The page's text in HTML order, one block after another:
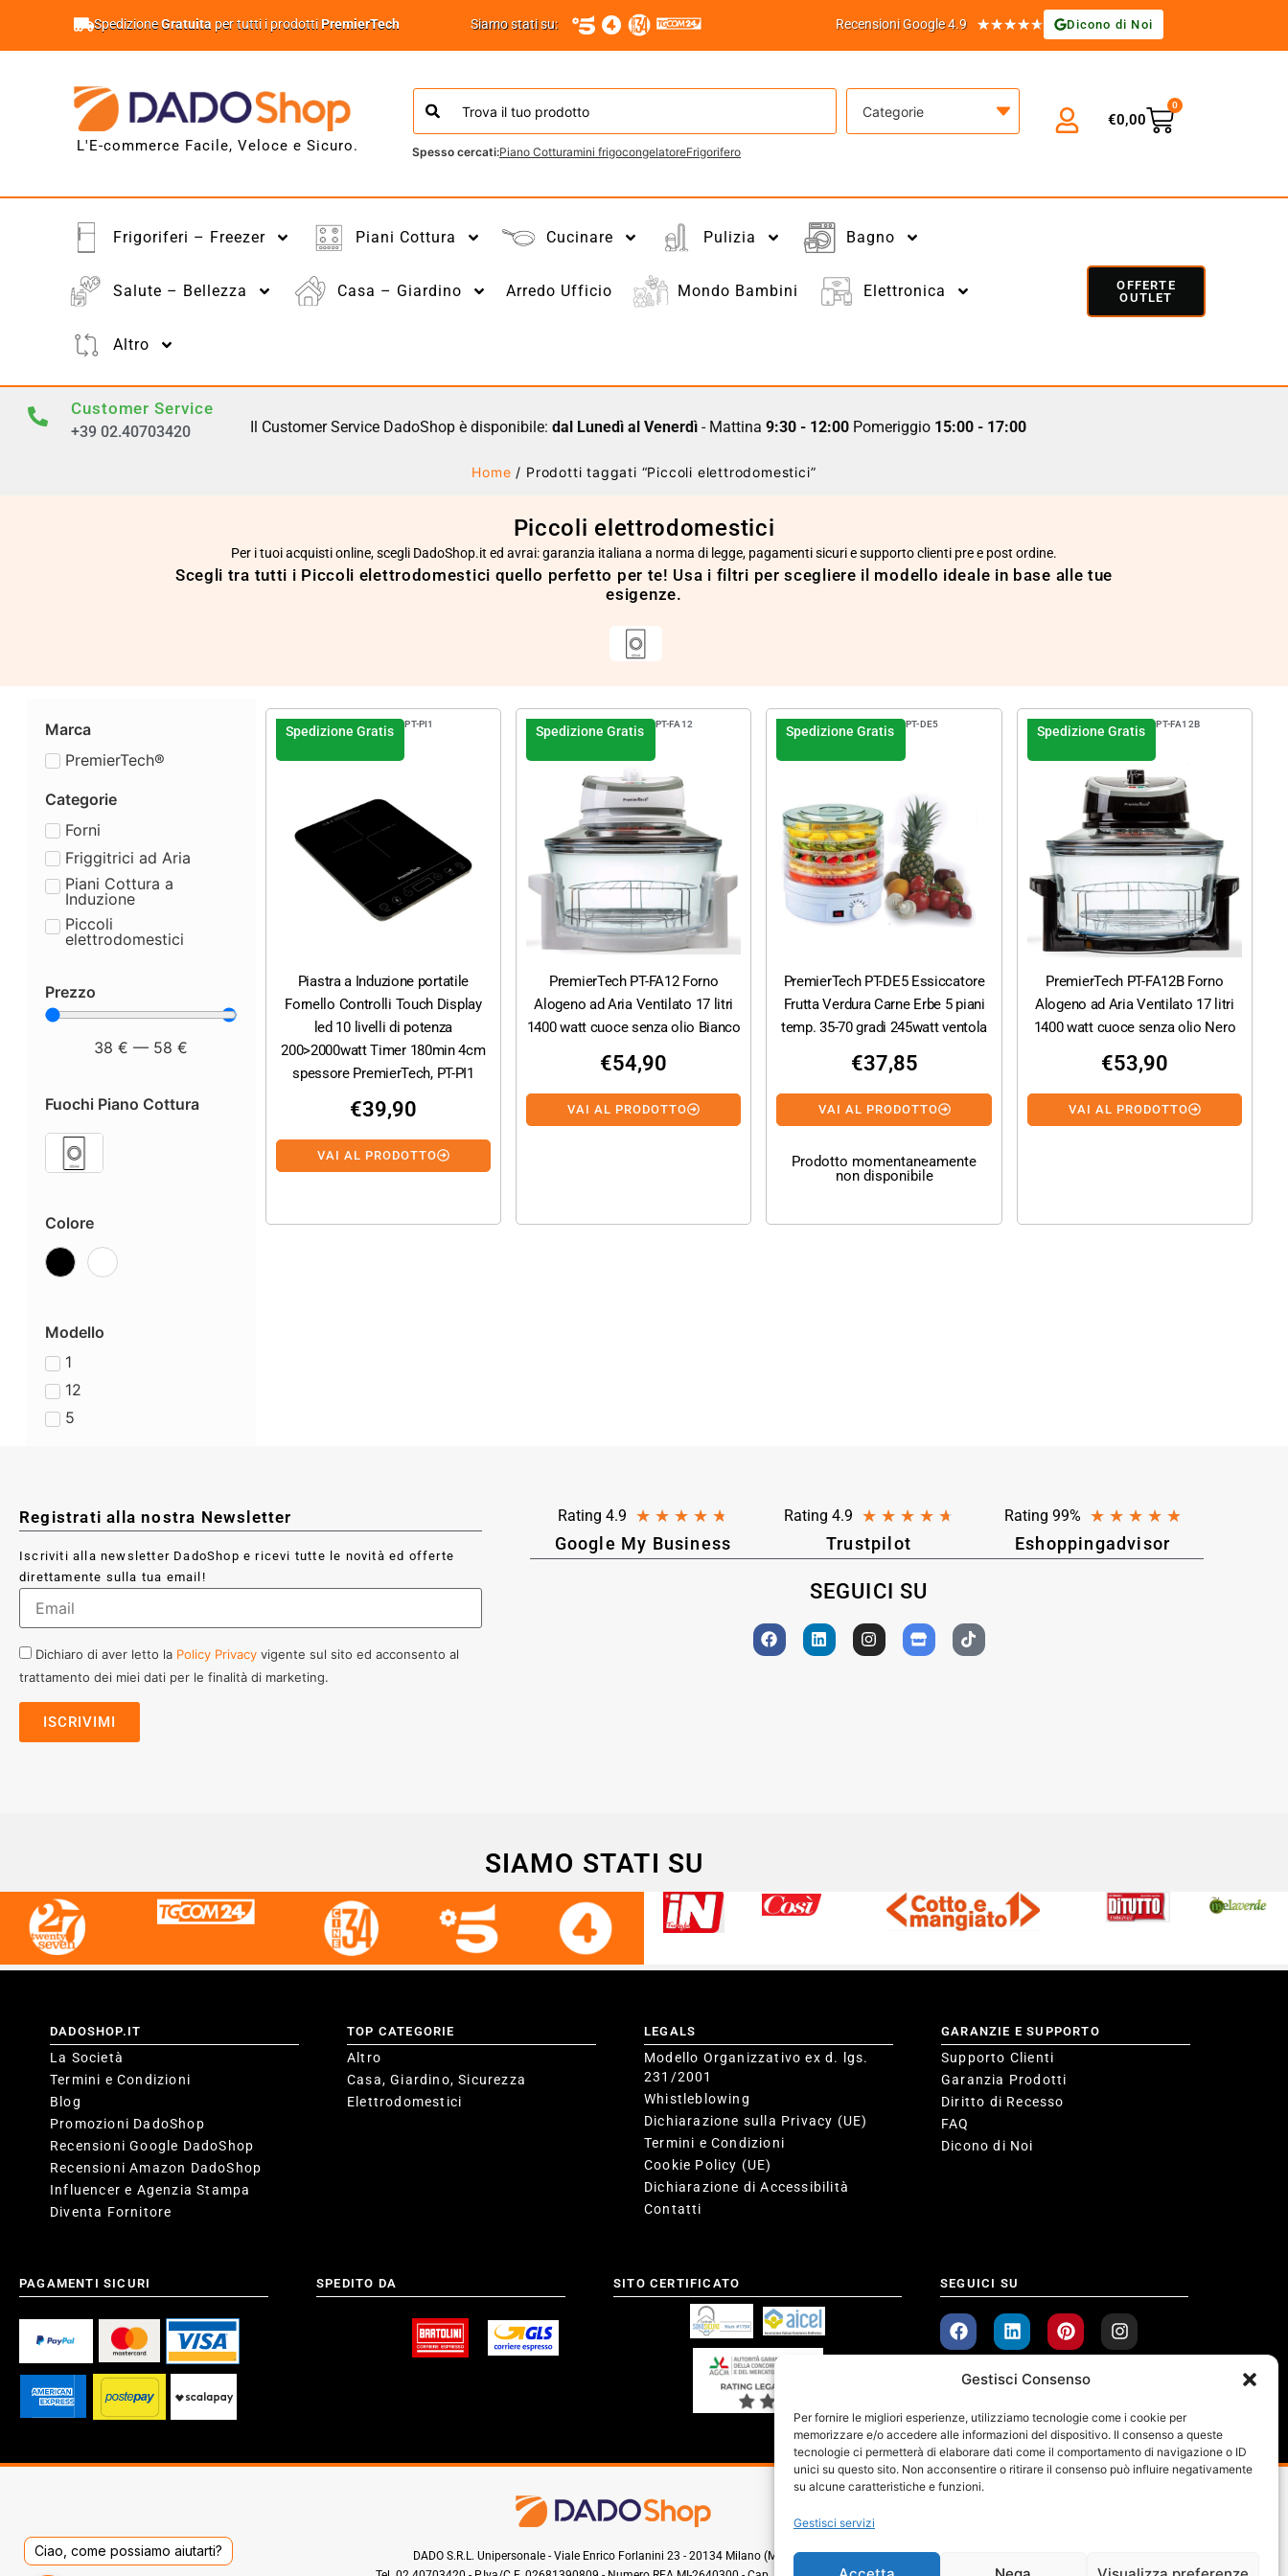
Gestisci Consenso
Per fornire le migliori esperienze, utilizziamo tecnologie come i cookie per
memorizzare e/o accedere alle informazioni del dispositivo. Il consenso a queste
tecnologie ci permetterà di elaborare dati come il comportamento di navigazione o ID
unici su questo sito. Non acconsentire o ritirare il consenso può influire negativamente
su alcune caratteristiche e funzioni.
Gestisci servizi
SpedizioneGratuita per tutti i prodottiPremierTech Siamo stati su: Recensioni Google 4.9 ★★★★★ Dicono di Noi
L'E-commerce Facile, Veloce e Sicuro.
Categorie
Spesso cercati:Piano Cotturamini frigocongelatoreFrigorifero
€0,00
0
Frigoriferi – Freezer Piani Cottura Cucinare Pulizia Bagno
Salute – Bellezza Casa – Giardino Arredo Ufficio Mondo Bambini Elettronica
Altro
OFFERTE
OUTLET
Customer Service
+39 02.40703420 Il Customer Service DadoShop è disponibile: dal Lunedì al Venerdì- Mattina 9:30 - 12:00Pomeriggio 15:00 - 17:00
Home / Prodotti taggati “Piccoli elettrodomestici”
Piccoli elettrodomestici
Per i tuoi acquisti online, scegli DadoShop.it ed avrai: garanzia italiana a norma di legge, pagamenti sicuri e supporto clienti pre e post ordine.
Scegli tra tutti i Piccoli elettrodomestici quello perfetto per te! Usa i filtri per scegliere il modello ideale in base alle tue
esigenze.
Marca
PremierTech®
Categorie
Forni
Friggitrici ad Aria
Piani Cottura a
Induzione
Piccoli
elettrodomestici
Prezzo
38 € — 58 €
Fuochi Piano Cottura
Colore
Modello
1
12
5
Spedizione Gratis PT-PI1
Piastra a Induzione portatile
Fornello Controlli Touch Display
led 10 livelli di potenza
200>2000watt Timer 180min 4cm
spessore PremierTech, PT-PI1
€39,90
VAI AL PRODOTTO
Spedizione Gratis PT-FA12
PremierTech PT-FA12 Forno
Alogeno ad Aria Ventilato 17 litri
1400 watt cuoce senza olio Bianco
€54,90
VAI AL PRODOTTO
Spedizione Gratis PT-DE5
PremierTech PT-DE5 Essiccatore
Frutta Verdura Carne Erbe 5 piani
temp. 35-70 gradi 245watt ventola
€37,85
VAI AL PRODOTTO
Prodotto momentaneamente
non disponibile
Spedizione Gratis PT-FA12B
PremierTech PT-FA12B Forno
Alogeno ad Aria Ventilato 17 litri
1400 watt cuoce senza olio Nero
€53,90
VAI AL PRODOTTO
Registrati alla nostra Newsletter
Iscriviti alla newsletter DadoShop e ricevi tutte le novità ed offerte
direttamente sulla tua email!
Dichiaro di aver letto la Policy Privacy vigente sul sito ed acconsento al
trattamento dei miei dati per le finalità di marketing.
Rating 4.9 ★ ★ ★ ★ ★
Google My Business
Rating 4.9 ★ ★ ★ ★ ★
Trustpilot
Rating 99% ★ ★ ★ ★ ★
Eshoppingadvisor
SEGUICI SU
SIAMO STATI SU
DADOSHOP.IT
La Società
Termini e Condizioni
Blog
Promozioni DadoShop
Recensioni Google DadoShop
Recensioni Amazon DadoShop
Influencer e Agenzia Stampa
Diventa Fornitore
TOP CATEGORIE
Altro
Casa, Giardino, Sicurezza
Elettrodomestici
LEGALS
Modello Organizzativo ex d. lgs.
231/2001
Whistleblowing
Dichiarazione sulla Privacy (UE)
Termini e Condizioni
Cookie Policy (UE)
Dichiarazione di Accessibilità
Contatti
GARANZIE E SUPPORTO
Supporto Clienti
Garanzia Prodotti
Diritto di Recesso
FAQ
Dicono di Noi
PAGAMENTI SICURI SPEDITO DA SITO CERTIFICATO SEGUICI SU
DADO S.R.L. Unipersonale - Viale Enrico Forlanini 23 - 20134 Milano (MI) - Italy
Ciao, come possiamo aiutarti?